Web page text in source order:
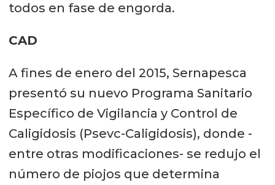
todos en fase de engorda.
CAD
A fines de enero del 2015, Sernapesca
presentó su nuevo Programa Sanitario
Específico de Vigilancia y Control de
Caligidosis (Psevc-Caligidosis), donde -
entre otras modificaciones- se redujo el
número de piojos que determina